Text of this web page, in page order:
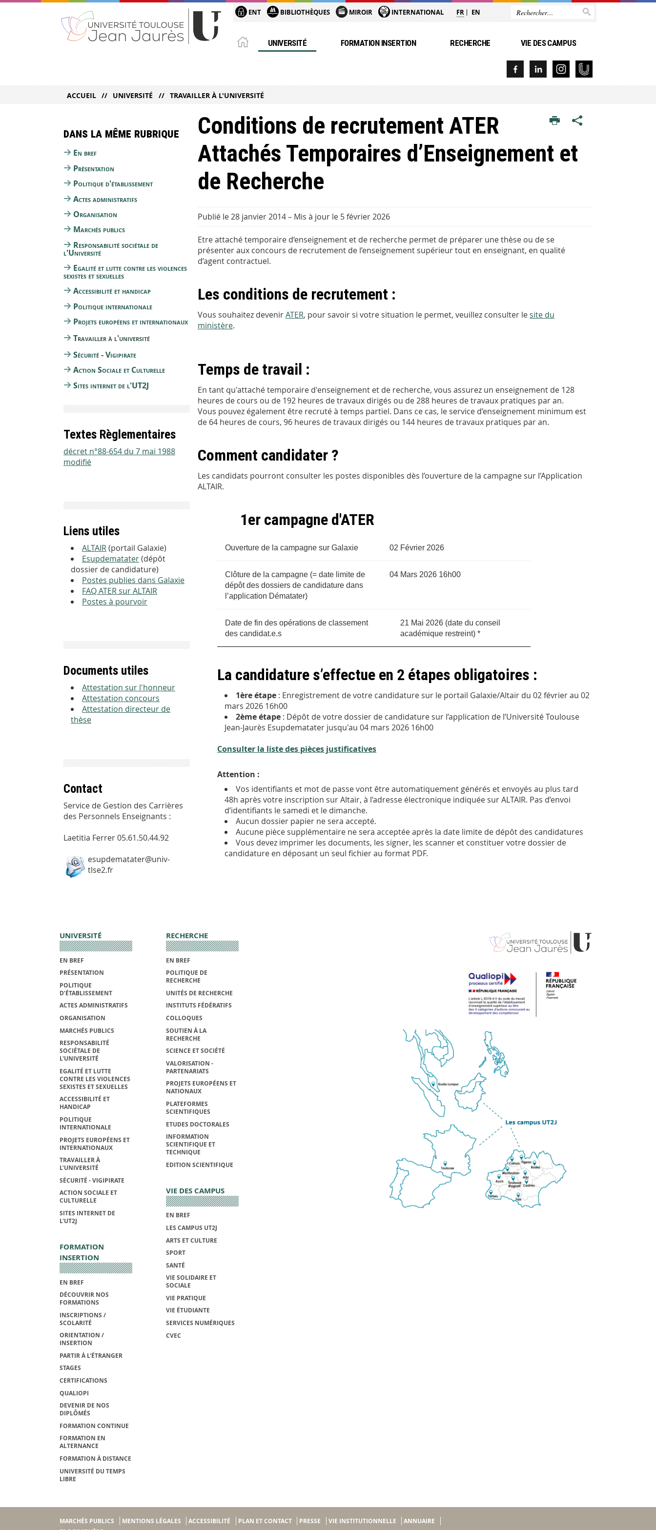
ENT BIBLIOTHÈQUES MIROIR INTERNATIONAL FR EN
UNIVERSITÉ FORMATION INSERTION RECHERCHE VIE DES CAMPUS
ACCUEIL UNIVERSITÉ TRAVAILLER À L'UNIVERSITÉ
Conditions de recrutement ATER
Attachés Temporaires d’Enseignement et
de Recherche
Publié le 28 janvier 2014– Mis à jour le 5 février 2026
Etre attaché temporaire d‘enseignement et de recherche permet de préparer une thèse ou de se
présenter aux concours de recrutement de l’enseignement supérieur tout en enseignant, en qualité
d’agent contractuel.
Les conditions de recrutement :
Vous souhaitez devenirATER, pour savoir si votre situation le permet, veuillez consulter lesite du
ministère.
Temps de travail :
En tant qu'attaché temporaire d'enseignement et de recherche, vous assurez un enseignement de 128
heures de cours ou de 192 heures de travaux dirigés ou de 288 heures de travaux pratiques par an.
Vous pouvez également être recruté à temps partiel. Dans ce cas, le service d’enseignement minimum est
de 64 heures de cours, 96 heures de travaux dirigés ou 144 heures de travaux pratiques par an.
Comment candidater ?
Les candidats pourront consulter les postes disponibles dès l’ouverture de la campagne sur l’Application
ALTAIR.
1er campagne d'ATER
Ouverture de la campagne sur Galaxie 02 Février 2026
Clôture de la campagne (= date limite de
dépôt des dossiers de candidature dans
l’application Dématater)
04 Mars 2026 16h00
Date de fin des opérations de classement
des candidat.e.s
21 Mai 2026 (date du conseil
académique restreint) *
La candidature s’effectue en 2 étapes obligatoires :
1ère étape : Enregistrement de votre candidature sur le portail Galaxie/Altaïr du 02 février au 02
mars 2026 16h00
2ème étape : Dépôt de votre dossier de candidature sur l’application de l’Université Toulouse
Jean-Jaurès Esupdematater jusqu'au 04 mars 2026 16h00
Consulter la liste des pièces justificatives
Attention :
Vos identifiants et mot de passe vont être automatiquement générés et envoyés au plus tard
48h après votre inscription sur Altair, à l’adresse électronique indiquée sur ALTAIR. Pas d’envoi
d’identifiants le samedi et le dimanche.
Aucun dossier papier ne sera accepté.
Aucune pièce supplémentaire ne sera acceptée après la date limite de dépôt des candidatures
Vous devez imprimer les documents, les signer, les scanner et constituer votre dossier de
candidature en déposant un seul fichier au format PDF.
Dans la même rubrique
En bref
Présentation
Politique d'établissement
Actes administratifs
Organisation
Marchés publics
Responsabilité sociétale de
l'Université
Egalité et lutte contre les violences
sexistes et sexuelles
Accessibilité et handicap
Politique internationale
Projets européens et internationaux
Travailler à l'université
Sécurité - Vigipirate
Action Sociale et Culturelle
Sites internet de l'UT2J
Textes Règlementaires
décret n°88-654 du 7 mai 1988
modifié
Liens utiles
ALTAIR(portail Galaxie)
Esupdematater(dépôt
dossier de candidature)
Postes publies dans Galaxie
FAQ ATER sur ALTAIR
Postes à pourvoir
Documents utiles
Attestation sur l'honneur
Attestation concours
Attestation directeur de
thèse
Contact
Service de Gestion des Carrières
des Personnels Enseignants :
Laetitia Ferrer 05.61.50.44.92
esupdematater@univ-
tlse2.fr
UNIVERSITÉ
EN BREF
PRÉSENTATION
POLITIQUE
D'ÉTABLISSEMENT
ACTES ADMINISTRATIFS
ORGANISATION
MARCHÉS PUBLICS
RESPONSABILITÉ
SOCIÉTALE DE
L'UNIVERSITÉ
EGALITÉ ET LUTTE
CONTRE LES VIOLENCES
SEXISTES ET SEXUELLES
ACCESSIBILITÉ ET
HANDICAP
POLITIQUE
INTERNATIONALE
PROJETS EUROPÉENS ET
INTERNATIONAUX
TRAVAILLER À
L'UNIVERSITÉ
SÉCURITÉ - VIGIPIRATE
ACTION SOCIALE ET
CULTURELLE
SITES INTERNET DE
L'UT2J
FORMATION
INSERTION
EN BREF
DÉCOUVRIR NOS
FORMATIONS
INSCRIPTIONS /
SCOLARITÉ
ORIENTATION /
INSERTION
PARTIR À L'ÉTRANGER
STAGES
CERTIFICATIONS
QUALIOPI
DEVENIR DE NOS
DIPLÔMÉS
FORMATION CONTINUE
FORMATION EN
ALTERNANCE
FORMATION À DISTANCE
UNIVERSITÉ DU TEMPS
LIBRE
RECHERCHE
EN BREF
POLITIQUE DE
RECHERCHE
UNITÉS DE RECHERCHE
INSTITUTS FÉDÉRATIFS
COLLOQUES
SOUTIEN À LA
RECHERCHE
SCIENCE ET SOCIÉTÉ
VALORISATION -
PARTENARIATS
PROJETS EUROPÉENS ET
NATIONAUX
PLATEFORMES
SCIENTIFIQUES
ETUDES DOCTORALES
INFORMATION
SCIENTIFIQUE ET
TECHNIQUE
EDITION SCIENTIFIQUE
VIE DES CAMPUS
EN BREF
LES CAMPUS UT2J
ARTS ET CULTURE
SPORT
SANTÉ
VIE SOLIDAIRE ET
SOCIALE
VIE PRATIQUE
VIE ÉTUDIANTE
SERVICES NUMÉRIQUES
CVEC
MARCHÉS PUBLICS MENTIONS LÉGALES ACCESSIBILITÉ PLAN ET CONTACT PRESSE VIE INSTITUTIONNELLE
ANNUAIRE